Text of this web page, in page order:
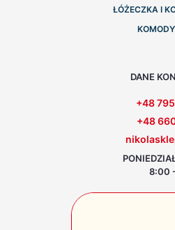
ŁÓŻECZKA I
KOMODY
DANE
+48
+48
8:00